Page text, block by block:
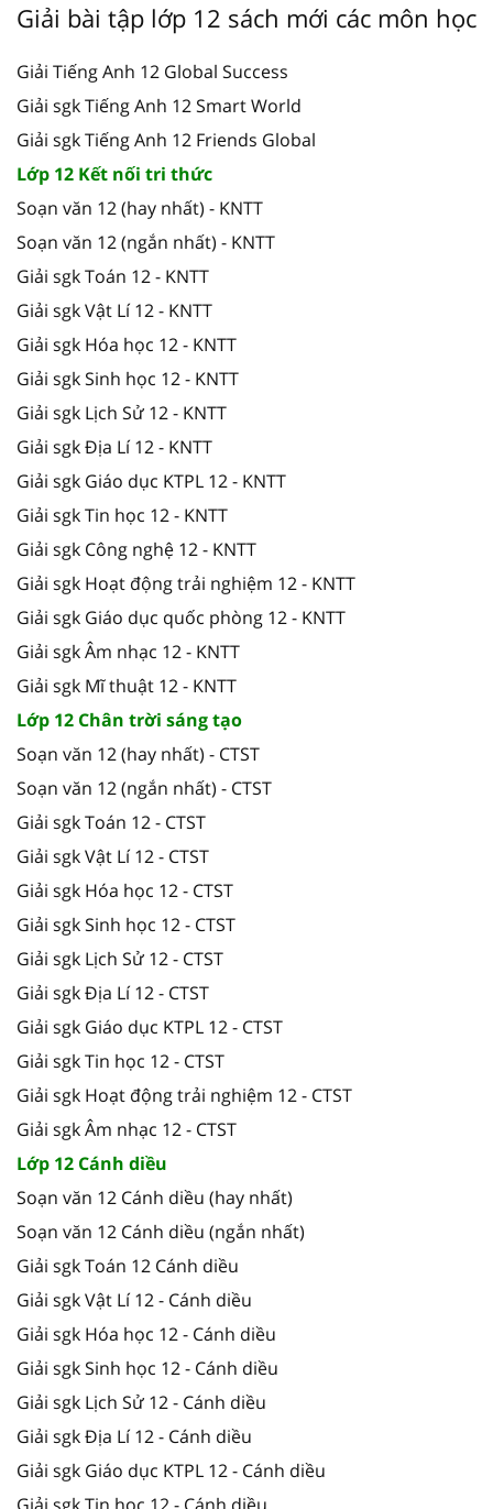
Giải bài tập lớp 12 sách mới các môn học
Giải Tiếng Anh 12 Global Success
Giải sgk Tiếng Anh 12 Smart World
Giải sgk Tiếng Anh 12 Friends Global
Lớp 12 Kết nối tri thức
Soạn văn 12 (hay nhất) - KNTT
Soạn văn 12 (ngắn nhất) - KNTT
Giải sgk Toán 12 - KNTT
Giải sgk Vật Lí 12 - KNTT
Giải sgk Hóa học 12 - KNTT
Giải sgk Sinh học 12 - KNTT
Giải sgk Lịch Sử 12 - KNTT
Giải sgk Địa Lí 12 - KNTT
Giải sgk Giáo dục KTPL 12 - KNTT
Giải sgk Tin học 12 - KNTT
Giải sgk Công nghệ 12 - KNTT
Giải sgk Hoạt động trải nghiệm 12 - KNTT
Giải sgk Giáo dục quốc phòng 12 - KNTT
Giải sgk Âm nhạc 12 - KNTT
Giải sgk Mĩ thuật 12 - KNTT
Lớp 12 Chân trời sáng tạo
Soạn văn 12 (hay nhất) - CTST
Soạn văn 12 (ngắn nhất) - CTST
Giải sgk Toán 12 - CTST
Giải sgk Vật Lí 12 - CTST
Giải sgk Hóa học 12 - CTST
Giải sgk Sinh học 12 - CTST
Giải sgk Lịch Sử 12 - CTST
Giải sgk Địa Lí 12 - CTST
Giải sgk Giáo dục KTPL 12 - CTST
Giải sgk Tin học 12 - CTST
Giải sgk Hoạt động trải nghiệm 12 - CTST
Giải sgk Âm nhạc 12 - CTST
Lớp 12 Cánh diều
Soạn văn 12 Cánh diều (hay nhất)
Soạn văn 12 Cánh diều (ngắn nhất)
Giải sgk Toán 12 Cánh diều
Giải sgk Vật Lí 12 - Cánh diều
Giải sgk Hóa học 12 - Cánh diều
Giải sgk Sinh học 12 - Cánh diều
Giải sgk Lịch Sử 12 - Cánh diều
Giải sgk Địa Lí 12 - Cánh diều
Giải sgk Giáo dục KTPL 12 - Cánh diều